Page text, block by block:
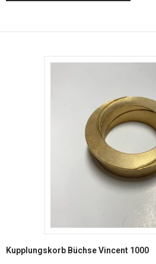
Kupplungskorb Büchse Vincent 1000